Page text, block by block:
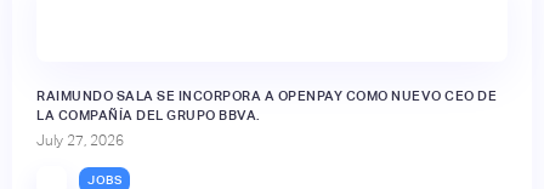
RAIMUNDO SALA SE INCORPORA A OPENPAY COMO NUEVO CEO DE
LA COMPAÑÍA DEL GRUPO BBVA.
July 27, 2026
JOBS